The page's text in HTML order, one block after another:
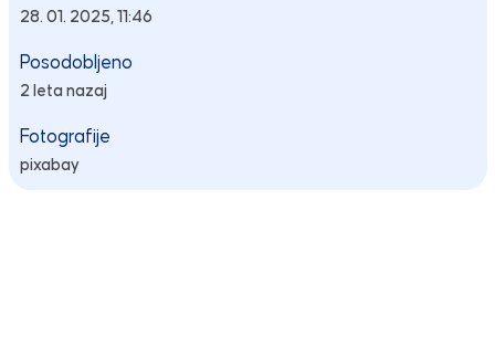
28. 01. 2025, 11:46
Posodobljeno
2 leta nazaj
Fotografije
pixabay